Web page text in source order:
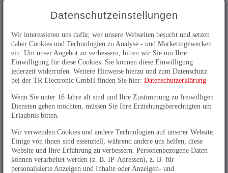
Der Standard unter den
Inkrementaldrehgebern.
Auflösung durch Glasscheibe festgelegt
Auflösungen bis 10.000 Striche / Umdrehung
Rechteck HTL und TTL-Varianten, Sin/Cos
Keine Software, keine Umrechnung, kein Jitter.
Vollwelle, Hohlwelle
Stecker oder Kabelabgang, radial oder axial
Unbearbeitetes oder offenes Kabelende;
Standard- oder kundenspezifische
Steckverbinder
Datenschutzeinstellungen
Wir interessieren uns dafür, wer unsere Webseiten besucht und setzen
daher Cookies und Technologien zu Analyse - und Marketingzwecken
ein. Um unser Angebot zu verbessern, bitten wir Sie um Ihre
Einwilligung für diese Cookies. Sie können diese Einwilligung
jederzeit widerrufen. Weitere Hinweise hierzu und zum Datenschutz
bei der TR Electronic GmbH finden Sie hier:Datenschutzerklärung
Wenn Sie unter 16 Jahre alt sind und Ihre Zustimmung zu freiwilligen
Diensten geben möchten, müssen Sie Ihre Erziehungsberechtigten um
Erlaubnis bitten.
Wir verwenden Cookies und andere Technologien auf unserer Website.
Einige von ihnen sind essenziell, während andere uns helfen, diese
Website und Ihre Erfahrung zu verbessern. Personenbezogene Daten
können verarbeitet werden (z. B. IP-Adressen), z. B. für
personalisierte Anzeigen und Inhalte oder Anzeigen- und